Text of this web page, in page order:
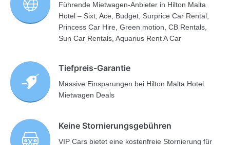
Führende Mietwagen-Anbieter in Hilton Malta
Hotel – Sixt, Ace, Budget, Surprice Car Rental,
Princess Car Hire, Green motion, CB Rentals,
Sun Car Rentals, Aquarius Rent A Car
Tiefpreis-Garantie
Massive Einsparungen bei Hilton Malta Hotel
Mietwagen Deals
Keine Stornierungsgebühren
VIP Cars bietet eine kostenfreie Stornierung für